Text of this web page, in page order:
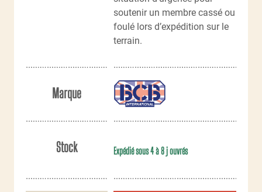
soutenir un membre cassé ou
foulé lors d’expédition sur le
terrain.
Marque
Stock Expédié sous 4 à 8 j ouvrés